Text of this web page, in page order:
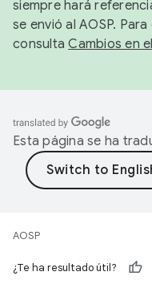
siempre hará
se envió al AOSP.
consultaCambios en
Esta página se ha
AOSP
¿Te ha resultado útil?